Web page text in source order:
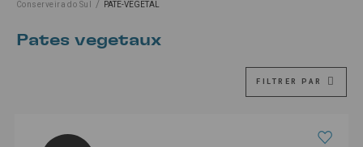
Conserveira do Sul / PATE-VEGETAL
pates vegetaux
FILTRER PAR